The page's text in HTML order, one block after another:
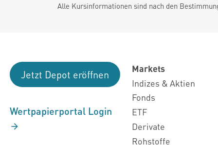
Alle Kursinformationen sind nach den
Jetzt Depot eröffnen
Wertpapierportal Login
Markets
Indizes & Aktien
Fonds
ETF
Derivate
Rohstoffe